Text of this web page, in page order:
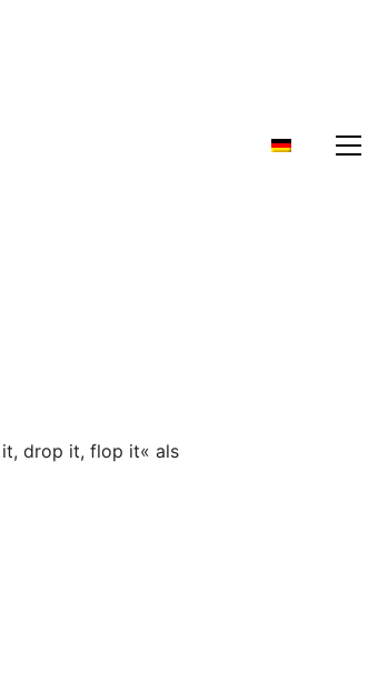
drop it, flop it« als